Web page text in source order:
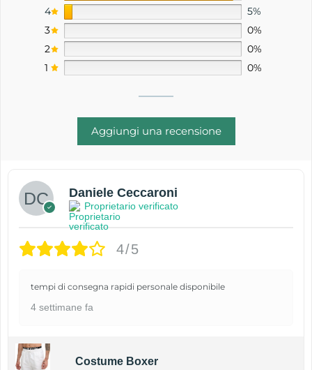
4
5%
3
0%
2
0%
1
0%
Aggiungi una recensione
Daniele Ceccaroni
Proprietario verificato
4/5
tempi di consegna rapidi personale disponibile
4 settimane fa
Costume Boxer